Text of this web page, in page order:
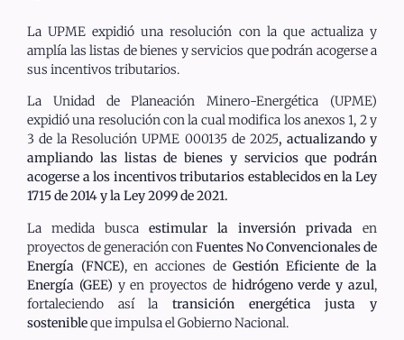
La UPME expidió una resolución con la que actualiza y
amplía las listas de bienes y servicios que podrán acogerse a
sus incentivos tributarios.
La Unidad de Planeación Minero-Energética (UPME)
expidió una resolución con la cual modifica los anexos 1, 2 y
3 de la Resolución UPME 000135 de 2025, actualizando y
ampliando las listas de bienes y servicios que podrán
acogerse a los incentivos tributarios establecidos en la Ley
1715 de 2014 y la Ley 2099 de 2021.
La medida busca estimular la inversión privada en
proyectos de generación conFuentes No Convencionales de
Energía (FNCE), en acciones deGestión Eficiente de la
Energía (GEE) y en proyectos de hidrógeno verde y azul,
fortaleciendo así la transición energética justa y
sostenibleque impulsa el Gobierno Nacional.